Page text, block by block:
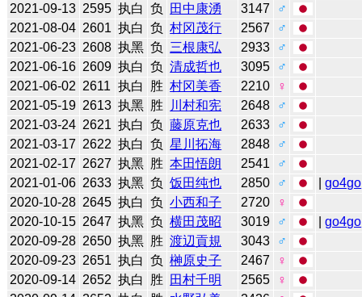
2021-09-13 2595 执白 负 田中康湧 3147
♂
2021-08-04 2601 执白 负 村冈茂行 2567
♂
2021-06-23 2608 执黑 负 三根康弘 2933
♂
2021-06-16 2609 执白 负 清成哲也 3095
♂
2021-06-02 2611 执白 胜 村冈美香 2210
♀
2021-05-19 2613 执黑 胜 川村和宪 2648
♂
2021-03-24 2621 执白 负 藤原克也 2633
♂
2021-03-17 2622 执白 负 星川拓海 2848
♂
2021-02-17 2627 执黑 胜 本田悟朗 2541
♂
2021-01-06 2633 执黑 负 饭田纯也 2850 ♂ |go4go
2020-10-28 2645 执白 负 小西和子 2720
♀
2020-10-15 2647 执黑 负 横田茂昭 3019 ♂ |go4go
2020-09-28 2650 执黑 胜 渡辺貢規 3043
♂
2020-09-23 2651 执白 负 榊原史子 2467
♀
2020-09-14 2652 执白 胜 田村千明 2565
♀